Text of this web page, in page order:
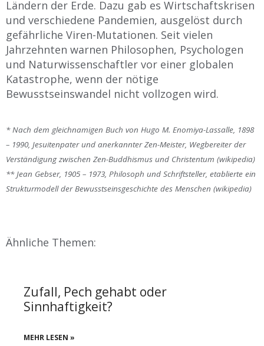
Ländern der Erde. Dazu gab es Wirtschaftskrisen
und verschiedene Pandemien, ausgelöst durch
gefährliche Viren-Mutationen. Seit vielen
Jahrzehnten warnen Philosophen, Psychologen
und Naturwissenschaftler vor einer globalen
Katastrophe, wenn der nötige
Bewusstseinswandel nicht vollzogen wird.
* Nach dem gleichnamigen Buch von Hugo M. Enomiya-Lassalle, 1898
– 1990, Jesuitenpater und anerkannter Zen-Meister, Wegbereiter der
Verständigung zwischen Zen-Buddhismus und Christentum (wikipedia)
** Jean Gebser, 1905 – 1973, Philosoph und Schriftsteller, etablierte ein
Strukturmodell der Bewusstseinsgeschichte des Menschen (wikipedia)
Ähnliche Themen:
Zufall, Pech gehabt oder
Sinnhaftigkeit?
MEHR LESEN »